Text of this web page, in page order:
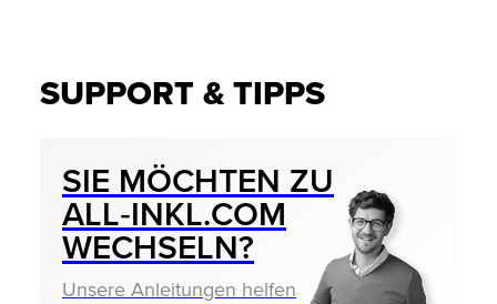
SUPPORT & TIPPS
SIE MÖCHTEN ZU
ALL‑INKL.COM
WECHSELN?
Unsere Anleitungen helfen